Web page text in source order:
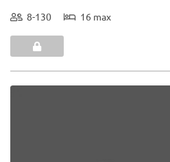
8-130 16 max